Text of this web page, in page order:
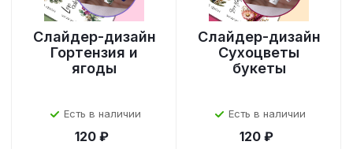
Слайдер-дизайн
Гортензия и
ягоды
Есть в наличии
120 ₽
Слайдер-дизайн
Сухоцветы
букеты
Есть в наличии
120 ₽